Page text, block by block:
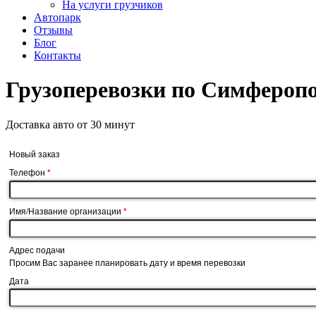
На услуги грузчиков
Автопарк
Отзывы
Блог
Контакты
Грузоперевозки по
Доставка авто от 30 минут
Новый заказ
Телефон *
Имя/Название организации *
Адрес подачи
Просим Вас заранее планировать дату и время перевозки
Дата